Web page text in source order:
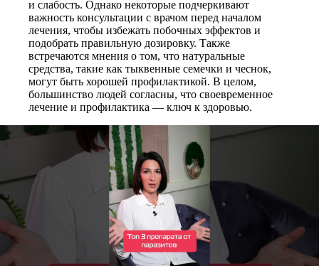
и слабость. Однако некоторые подчеркивают
важность консультации с врачом перед началом
лечения, чтобы избежать побочных эффектов и
подобрать правильную дозировку. Также
встречаются мнения о том, что натуральные
средства, такие как тыквенные семечки и чеснок,
могут быть хорошей профилактикой. В целом,
большинство людей согласны, что своевременное
лечение и профилактика — ключ к здоровью.